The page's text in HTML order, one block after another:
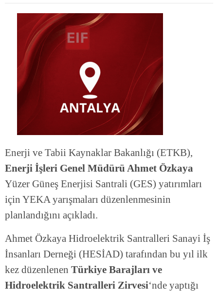
Enerji ve Tabii Kaynaklar Bakanlığı (ETKB),
Enerji İşleri Genel Müdürü Ahmet Özkaya
Yüzer Güneş Enerjisi Santrali (GES) yatırımları
için YEKA yarışmaları düzenlenmesinin
planlandığını açıkladı.
Ahmet Özkaya Hidroelektrik Santralleri Sanayi İş
İnsanları Derneği (HESİAD) tarafından bu yıl ilk
kez düzenlenen Türkiye Barajları ve
Hidroelektrik Santralleri Zirvesi‘nde yaptığı